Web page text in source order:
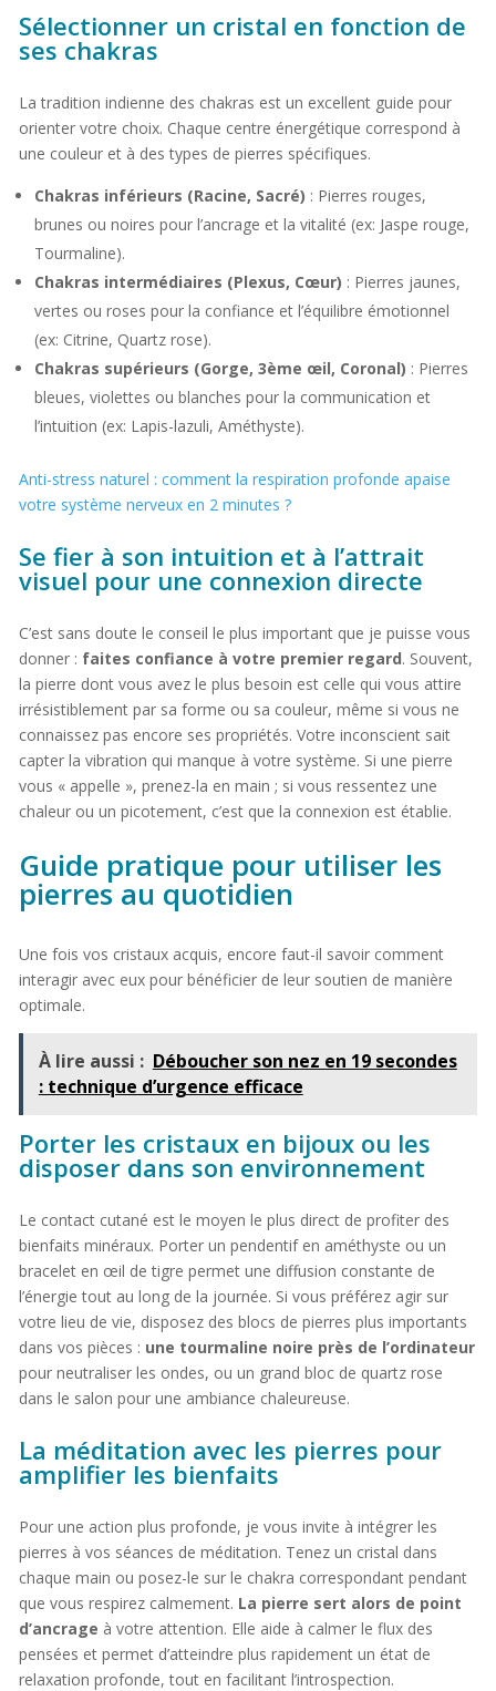
Sélectionner un cristal en fonction de
ses chakras
La tradition indienne des chakras est un excellent guide pour
orienter votre choix. Chaque centre énergétique correspond à
une couleur et à des types de pierres spécifiques.
Chakras inférieurs (Racine, Sacré) : Pierres rouges,
brunes ou noires pour l’ancrage et la vitalité (ex: Jaspe rouge,
Tourmaline).
Chakras intermédiaires (Plexus, Cœur) : Pierres jaunes,
vertes ou roses pour la confiance et l’équilibre émotionnel
(ex: Citrine, Quartz rose).
Chakras supérieurs (Gorge, 3ème œil, Coronal) : Pierres
bleues, violettes ou blanches pour la communication et
l’intuition (ex: Lapis-lazuli, Améthyste).
Anti-stress naturel : comment la respiration profonde apaise
votre système nerveux en 2 minutes ?
Se fier à son intuition et à l’attrait
visuel pour une connexion directe
C’est sans doute le conseil le plus important que je puisse vous
donner : faites confiance à votre premier regard. Souvent,
la pierre dont vous avez le plus besoin est celle qui vous attire
irrésistiblement par sa forme ou sa couleur, même si vous ne
connaissez pas encore ses propriétés. Votre inconscient sait
capter la vibration qui manque à votre système. Si une pierre
vous « appelle », prenez-la en main ; si vous ressentez une
chaleur ou un picotement, c’est que la connexion est établie.
Guide pratique pour utiliser les
pierres au quotidien
Une fois vos cristaux acquis, encore faut-il savoir comment
interagir avec eux pour bénéficier de leur soutien de manière
optimale.
À lire aussi : Déboucher son nez en 19 secondes
: technique d’urgence efficace
Porter les cristaux en bijoux ou les
disposer dans son environnement
Le contact cutané est le moyen le plus direct de profiter des
bienfaits minéraux. Porter un pendentif en améthyste ou un
bracelet en œil de tigre permet une diffusion constante de
l’énergie tout au long de la journée. Si vous préférez agir sur
votre lieu de vie, disposez des blocs de pierres plus importants
dans vos pièces : une tourmaline noire près de l’ordinateur
pour neutraliser les ondes, ou un grand bloc de quartz rose
dans le salon pour une ambiance chaleureuse.
La méditation avec les pierres pour
amplifier les bienfaits
Pour une action plus profonde, je vous invite à intégrer les
pierres à vos séances de méditation. Tenez un cristal dans
chaque main ou posez-le sur le chakra correspondant pendant
que vous respirez calmement. La pierre sert alors de point
d’ancrage à votre attention. Elle aide à calmer le flux des
pensées et permet d’atteindre plus rapidement un état de
relaxation profonde, tout en facilitant l’introspection.